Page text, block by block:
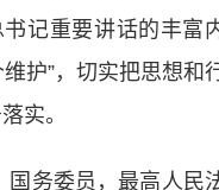
记重要讲话的丰富
护”，切实把思想和
实。
务委员，最高人民